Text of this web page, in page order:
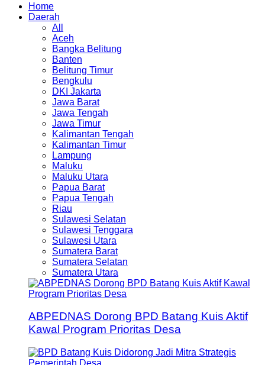
Home
Daerah
All
Aceh
Bangka Belitung
Banten
Belitung Timur
Bengkulu
DKI Jakarta
Jawa Barat
Jawa Tengah
Jawa Timur
Kalimantan Tengah
Kalimantan Timur
Lampung
Maluku
Maluku Utara
Papua Barat
Papua Tengah
Riau
Sulawesi Selatan
Sulawesi Tenggara
Sulawesi Utara
Sumatera Barat
Sumatera Selatan
Sumatera Utara
ABPEDNAS Dorong BPD Batang Kuis Aktif
Kawal Program Prioritas Desa